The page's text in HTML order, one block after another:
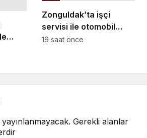
kara
Zonguldak’ta işçi
servisi ile otomobil
çarpıştı: 1’i ağır 4 yaralı
19 saat önce
Gerekli alanlar